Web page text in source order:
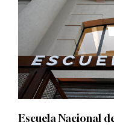
Escuela Nacional